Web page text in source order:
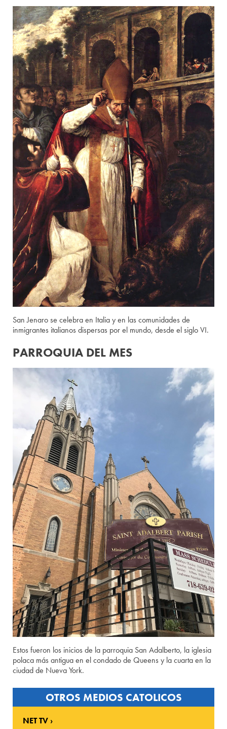
San Jenaro se celebra en Italia y en las comunidades de
inmigrantes italianos dispersas por el mundo, desde el siglo VI.
PARROQUIA DEL MES
Estos fueron los inicios de la parroquia San Adalberto, la iglesia
polaca más antigua en el condado de Queens y la cuarta en la
ciudad de Nueva York.
OTROS MEDIOS CATOLICOS
NET TV